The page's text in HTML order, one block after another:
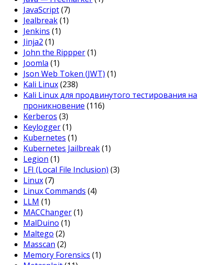
JavaScript(7)
Jealbreak(1)
Jenkins (1)
Jinja2 (1)
John the Rippper(1)
Joomla (1)
Json Web Token (JWT) (1)
Kali Linux(238)
Kali Linux для продвинутого тестирования на
проникновение (116)
Kerberos (3)
Keylogger(1)
Kubernetes (1)
Kubernetes Jailbreak(1)
Legion (1)
LFI (Local File Inclusion) (3)
Linux(7)
Linux Commands (4)
LLM (1)
MACChanger(1)
MalDuino (1)
Maltego (2)
Masscan (2)
Memory Forensics (1)